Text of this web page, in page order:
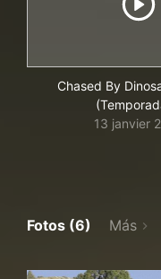
Chased By
13 janvier
Fotos (6) Más